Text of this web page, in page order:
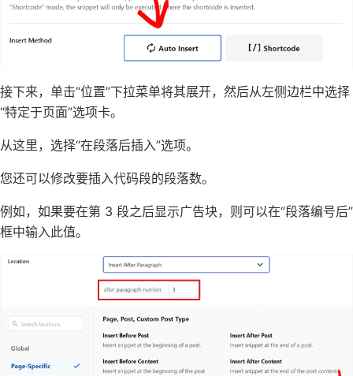
接下来，单击“位置”下拉菜单将其展开，然后从左侧边栏中选择
“特定于页面”选项卡。
从这里，选择“在段落后插入”选项。
您还可以修改要插入代码段的段落数。
例如，如果要在第 3 段之后显示广告块，则可以在“段落编号后”
框中输入此值。